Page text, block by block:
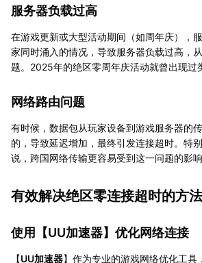
服务器负载过高
在游戏更新或大型活动期间（如周年庆），
家同时涌入的情况，导致服务器负载过高，
题。2025年的绝区零周年庆活动就曾出现过
网络路由问题
有时候，数据包从玩家设备到游戏服务器的
的，导致延迟增加，最终引发连接超时。特
说，跨国网络传输更容易受到这一问题的影响
有效解决绝区零连接超时的方法
使用【UU加速器】优化网络连接
【UU加速器】作为专业的游戏网络优化工具